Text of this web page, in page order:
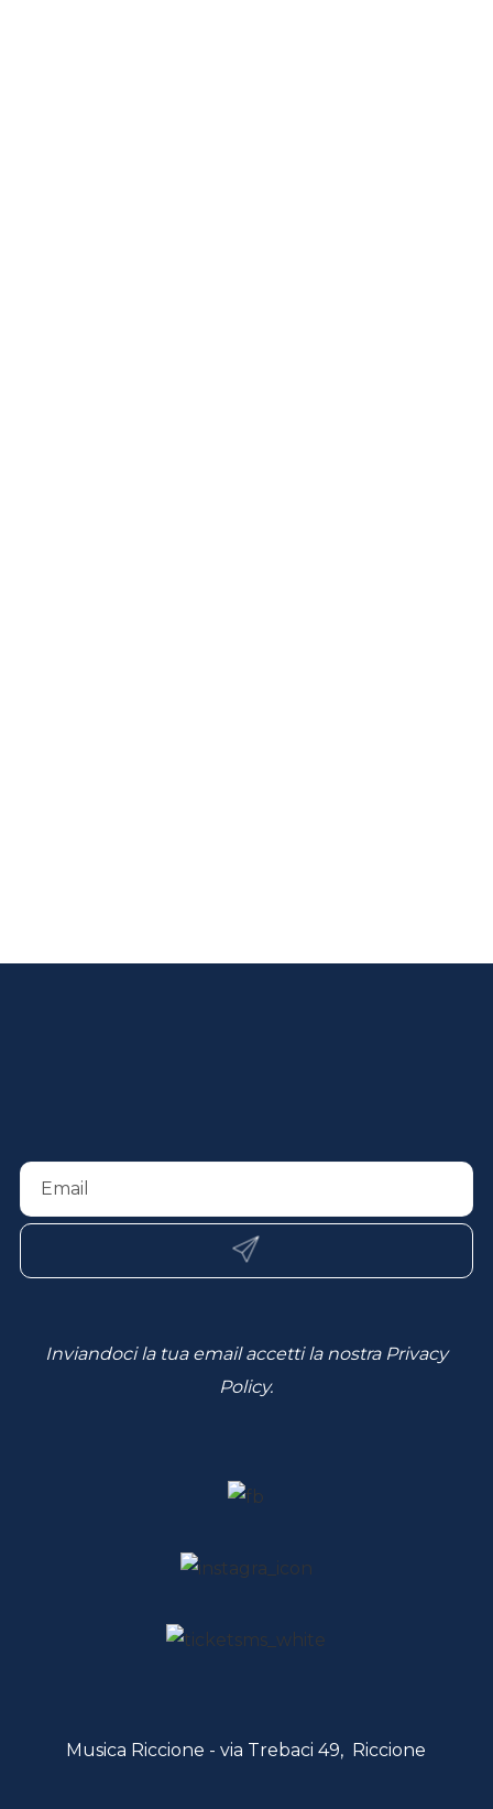
Inviandoci la tua email accetti la nostra Privacy
Policy.
Musica Riccione - via Trebaci 49, Riccione